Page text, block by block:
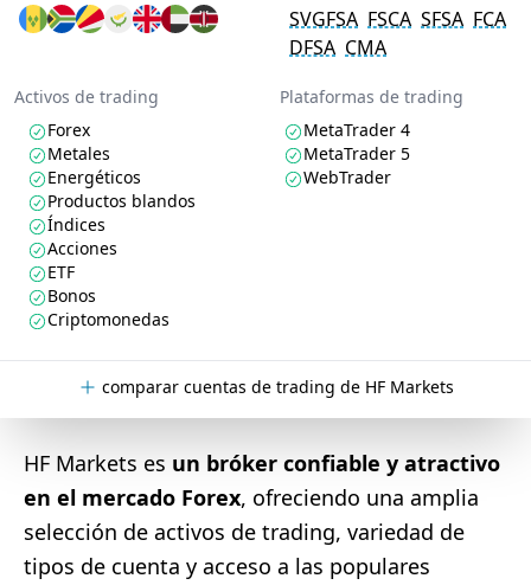
SVGFSA FSCA SFSA FCA
DFSA CMA
Activos de trading
Forex
Metales
Energéticos
Productos blandos
Índices
Acciones
ETF
Bonos
Criptomonedas
Plataformas de trading
MetaTrader 4
MetaTrader 5
WebTrader
comparar cuentas de trading de HF Markets
HF Markets es un bróker confiable y atractivo
en el mercado Forex, ofreciendo una amplia
selección de activos de trading, variedad de
tipos de cuenta y acceso a las populares